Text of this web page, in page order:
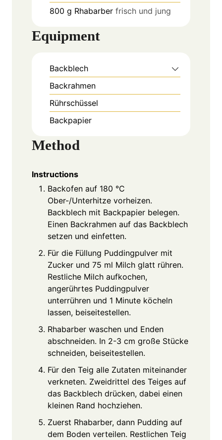
800 g Rhabarber frisch und jung
Equipment
Backblech
Backrahmen
Rührschüssel
Backpapier
Method
Instructions
Backofen auf 180 °C
Ober-/Unterhitze vorheizen.
Backblech mit Backpapier belegen.
Einen Backrahmen auf das Backblech
setzen und einfetten.
Für die Füllung Puddingpulver mit
Zucker und 75 ml Milch glatt rühren.
Restliche Milch aufkochen,
angerührtes Puddingpulver
unterrühren und 1 Minute köcheln
lassen, beiseitestellen.
Rhabarber waschen und Enden
abschneiden. In 2-3 cm große Stücke
schneiden, beiseitestellen.
Für den Teig alle Zutaten miteinander
verkneten. Zweidrittel des Teiges auf
das Backblech drücken, dabei einen
kleinen Rand hochziehen.
Zuerst Rhabarber, dann Pudding auf
dem Boden verteilen. Restlichen Teig